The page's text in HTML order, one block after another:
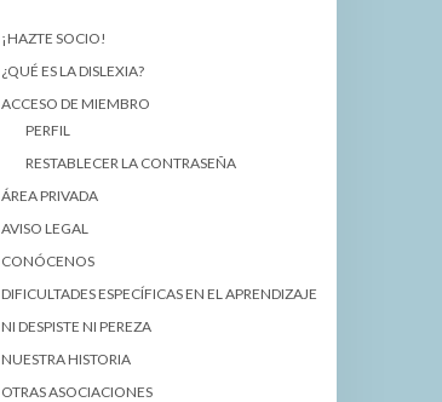
¡HAZTE SOCIO!
¿QUÉ ES LA DISLEXIA?
ACCESO DE MIEMBRO
PERFIL
RESTABLECER LA CONTRASEÑA
ÁREA PRIVADA
AVISO LEGAL
CONÓCENOS
DIFICULTADES ESPECÍFICAS EN EL APRENDIZAJE
NI DESPISTE NI PEREZA
NUESTRA HISTORIA
OTRAS ASOCIACIONES